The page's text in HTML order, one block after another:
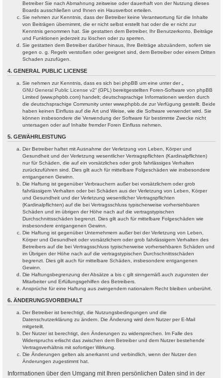
Betreiber Sie nach Abmahnung zeitweise oder dauerhaft von der Nutzung dieses
Boards ausschließen und Ihnen ein Hausverbot erteilen.
Sie nehmen zur Kenntnis, dass der Betreiber keine Verantwortung für die Inhalte
von Beiträgen übernimmt, die er nicht selbst erstellt hat oder die er nicht zur
Kenntnis genommen hat. Sie gestatten dem Betreiber, Ihr Benutzerkonto, Beiträge
und Funktionen jederzeit zu löschen oder zu sperren.
Sie gestatten dem Betreiber darüber hinaus, Ihre Beiträge abzuändern, sofern sie
gegen o. g. Regeln verstoßen oder geeignet sind, dem Betreiber oder einem Dritten
Schaden zuzufügen.
4. GENERAL PUBLIC LICENSE
Sie nehmen zur Kenntnis, dass es sich bei phpBB um eine unter der „
GNU General Public License v2“ (GPL) bereitgestellten Foren-Software von phpBB
Limited (www.phpbb.com) handelt; deutschsprachige Informationen werden durch
die deutschsprachige Community unter www.phpbb.de zur Verfügung gestellt. Beide
haben keinen Einfluss auf die Art und Weise, wie die Software verwendet wird. Sie
können insbesondere die Verwendung der Software für bestimmte Zwecke nicht
untersagen oder auf Inhalte fremder Foren Einfluss nehmen.
5. GEWÄHRLEISTUNG
Der Betreiber haftet mit Ausnahme der Verletzung von Leben, Körper und
Gesundheit und der Verletzung wesentlicher Vertragspflichten (Kardinalpflichten)
nur für Schäden, die auf ein vorsätzliches oder grob fahrlässiges Verhalten
zurückzuführen sind. Dies gilt auch für mittelbare Folgeschäden wie insbesondere
entgangenen Gewinn.
Die Haftung ist gegenüber Verbrauchern außer bei vorsätzlichem oder grob
fahrlässigem Verhalten oder bei Schäden aus der Verletzung von Leben, Körper
und Gesundheit und der Verletzung wesentlicher Vertragspflichten
(Kardinalpflichten) auf die bei Vertragsschluss typischerweise vorhersehbaren
Schäden und im übrigen der Höhe nach auf die vertragstypischen
Durchschnittsschäden begrenzt. Dies gilt auch für mittelbare Folgeschäden wie
insbesondere entgangenen Gewinn.
Die Haftung ist gegenüber Unternehmern außer bei der Verletzung von Leben,
Körper und Gesundheit oder vorsätzlichem oder grob fahrlässigem Verhalten des
Betreibers auf die bei Vertragsschluss typischerweise vorhersehbaren Schäden und
im Übrigen der Höhe nach auf die vertragstypischen Durchschnittsschäden
begrenzt. Dies gilt auch für mittelbare Schäden, insbesondere entgangenen
Gewinn.
Die Haftungsbegrenzung der Absätze a bis c gilt sinngemäß auch zugunsten der
Mitarbeiter und Erfüllungsgehilfen des Betreibers.
Ansprüche für eine Haftung aus zwingendem nationalem Recht bleiben unberührt.
6. ÄNDERUNGSVORBEHALT
Der Betreiber ist berechtigt, die Nutzungsbedingungen und die
Datenschutzerklärung zu ändern. Die Änderung wird dem Nutzer per E-Mail
mitgeteilt.
Der Nutzer ist berechtigt, den Änderungen zu widersprechen. Im Falle des
Widerspruchs erlischt das zwischen dem Betreiber und dem Nutzer bestehende
Vertragsverhältnis mit sofortiger Wirkung.
Die Änderungen gelten als anerkannt und verbindlich, wenn der Nutzer den
Änderungen zugestimmt hat.
Informationen über den Umgang mit Ihren persönlichen Daten sind in der